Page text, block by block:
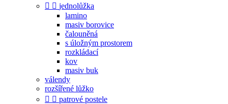
  jednolůžka
lamino
masiv borovice
čalouněná
s úložným prostorem
rozkládací
kov
masiv buk
válendy
rozšířené lůžko
  patrové postele